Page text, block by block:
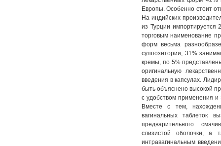
Европы. Особенно стоит
На индийских
из Турции
торговым наименование
форм весьма
суппозитории, 31%
кремы, по 5%
оригинальную
введения в капсулах.
быть объяснено высокой
с удобством применения
Вместе с тем,
вагинальных таблеток
предварительного
слизистой оболочки, а
интравагинальным